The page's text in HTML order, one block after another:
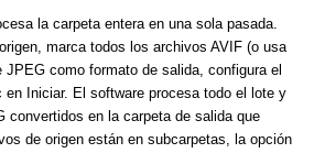
la carpeta entera en una sola pasada.
marca todos los archivos AVIF (o usa
JPEG como formato de salida, configura el
Iniciar. El software procesa todo el lote y
convertidos en la carpeta de salida que
de origen están en subcarpetas, la opción